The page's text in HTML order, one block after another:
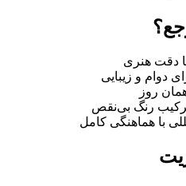
هنری
و زیبایی
رنگ بی‌نقص
هماهنگی کامل